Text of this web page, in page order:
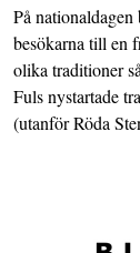
På
besökarna till en
olika traditioner
Fuls nystartade
(utanför Röda